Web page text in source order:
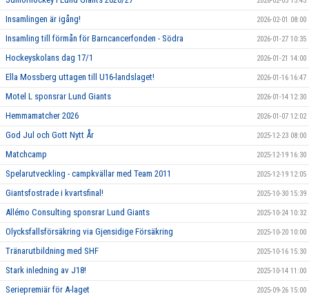
Insamlingen är igång! 2026-02-01 08:00
Insamling till förmån för Barncancerfonden - Södra 2026-01-27 10:35
Hockeyskolans dag 17/1 2026-01-21 14:00
Ella Mossberg uttagen till U16-landslaget! 2026-01-16 16:47
Motel L sponsrar Lund Giants 2026-01-14 12:30
Hemmamatcher 2026 2026-01-07 12:02
God Jul och Gott Nytt År 2025-12-23 08:00
Matchcamp 2025-12-19 16:30
Spelarutveckling - campkvällar med Team 2011 2025-12-19 12:05
Giantsfostrade i kvartsfinal! 2025-10-30 15:39
Allémo Consulting sponsrar Lund Giants 2025-10-24 10:32
Olycksfallsförsäkring via Gjensidige Försäkring 2025-10-20 10:00
Tränarutbildning med SHF 2025-10-16 15:30
Stark inledning av J18! 2025-10-14 11:00
Seriepremiär för A-laget 2025-09-26 15:00